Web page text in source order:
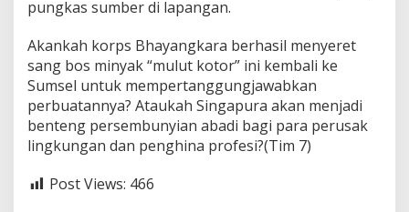
pungkas sumber di lapangan.
Akankah korps Bhayangkara berhasil menyeret
sang bos minyak “mulut kotor” ini kembali ke
Sumsel untuk mempertanggungjawabkan
perbuatannya? Ataukah Singapura akan menjadi
benteng persembunyian abadi bagi para perusak
lingkungan dan penghina profesi?(Tim 7)
Post Views: 466